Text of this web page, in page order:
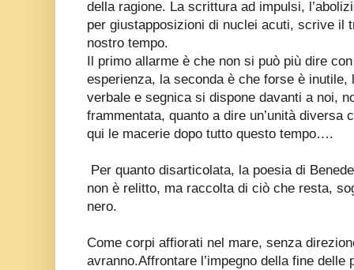
della ragione. La scrittura ad impulsi,
per giustapposizioni di nuclei acuti, scrive il
nostro tempo.
Il primo allarme è che non si può più dire
esperienza, la seconda è che forse è
verbale e segnica si dispone davanti a noi,
frammentata, quanto a dire un’unità diversa
qui le macerie dopo tutto questo tempo….
Per quanto disarticolata, la poesia di
non è relitto, ma raccolta di ciò che resta,
nero.
Come corpi affiorati nel mare, senza
avranno.Affrontare l’impegno della fine